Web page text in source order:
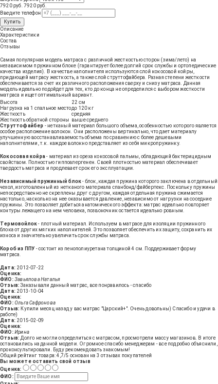
7920 руб. 7920 руб.
Введите телефон
Купить
Описание
Характеристики
Состав
Отзывы
Самая популярная модель матраса с различной жесткостью сторон (зима/лето) на
независимом пружинном блоке (гарантирует более долгий срок службы и ортопедические
качества изделия). В качестве наполнителя используются слой кокосовой койры,
придающей матрасу жесткость, а также слой струттофайбера. Разная степени жесткости
обеспечивается за счет их различного расположения сверху и снизу матраса. Данная
модель идеально подойдет для тех, кто до конца не определился с выбором жесткости
матраса и ищет оптимальный вариант.
Высота
22 см
Нагрузка на 1 спальное местодо 120 кг
Жесткость
средняя
Жесткость обратной стороны
выше среднего
Струттофайбер - нетканый материал большого объема, особенностью которого является
особое расположение волокон. Они расположены вертикально, что дает материалу
улучшенную восстанавливаемость объема по сравнению с более дешевыми
наполнителями, т.к. каждое волокно представляет из себя микропружинку.
Кокосовая койра- материал из ореха кокосовой пальмы, обладающий бактерицидным
свойством. Полностью гиппоалергенен. Своей плотностью материал обеспечивает
твердость матраса и продлевает срок его эксплуатации.
Независимый пружинный блок- блок, каждая пружина которого заключена в отдельный
чехол, изготовленный из нетканого материала спанбонд/файбертекс. Поскольку пружины
непосредственно не скреплены друг с другом, каждая отдельная пружина сжимается
настолько, насколько на нее оказывается давление, независимо от нагрузки на соседние
пружины. Это позволяет добиться анатомического эффекта: матрас идеально повторяет
контуры лежащего на нем человека, позвоночник остается идеально ровным.
Термовойлок- плотный материал. Используем в матрасе для изоляции пружинного
блока от других мягких наполнителей. Это позволяет обеспечить их защиту, сохранить их
износа и значительно увеличить срок службы матраса.
Короб из ППУ - состоит из пенополиуретана толщиной 4 см. Поддерживает форму
матраса.
Дата: 2012-07-22
Оценка:
ФИО: Завьялова Наталья
Отзыв: Заказывали данный матрас, все понравилось - спасибо
Дата: 2013-10-04
Оценка:
ФИО: Ольга Сафронова
Отзыв: Купили месяц назад у вас матрас "Царский+". Очень довольны) Спасибо и удачи в
работе)
Дата: 2015-02-09
Оценка:
ФИО: Ирина
Отзыв: Долго не могли определиться с матрасом, просмотрели массу магазинов. В итоге
остановились на данной модели. Огромное спасибо менеджерам - все подробно объяснили,
проконсультировали. Буду рекомендовать знакомым!
Общий рейтинг товара:4,7/5 основан на 3 отзывах покупателей
Вы можете оставить свой отзыв
Оценка:
ФИО: